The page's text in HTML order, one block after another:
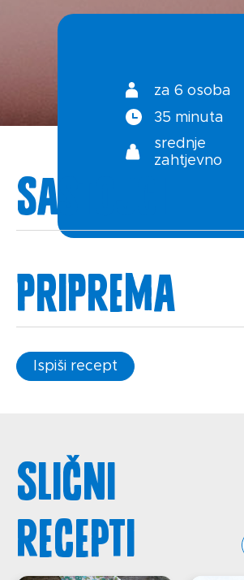
Politika privatnosti
za 6 osoba
35 minuta
srednje
zahtjevno
Sastojci
Priprema
Ispiši recept
Slični
recepti